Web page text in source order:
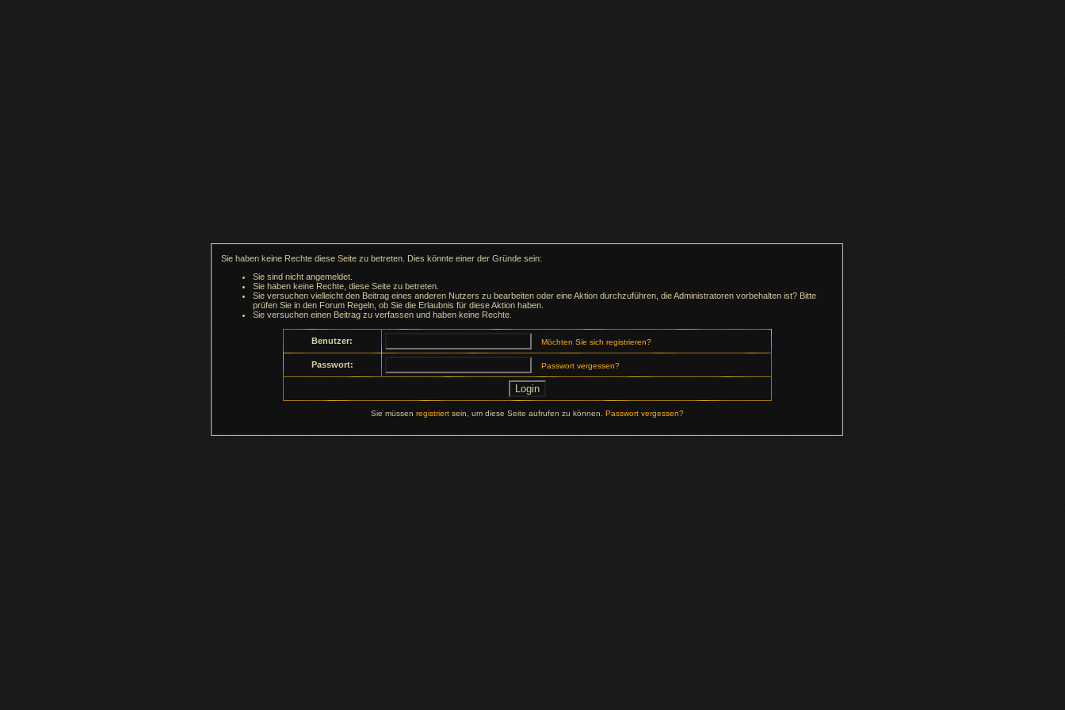
Sie haben keine Rechte diese Seite zu betreten. Dies könnte einer der Gründe sein:
Sie sind nicht angemeldet.
Sie haben keine Rechte, diese Seite zu betreten.
Sie versuchen vielleicht den Beitrag eines anderen Nutzers zu bearbeiten oder eine Aktion durchzuführen, die Administratoren vorbehalten ist? Bitte
prüfen Sie in den Forum Regeln, ob Sie die Erlaubnis für diese Aktion haben.
Sie versuchen einen Beitrag zu verfassen und haben keine Rechte.
Benutzer: Möchten Sie sich registrieren?
Passwort: Passwort vergessen?
Sie müssen registriertsein, um diese Seite aufrufen zu können. Passwort vergessen?